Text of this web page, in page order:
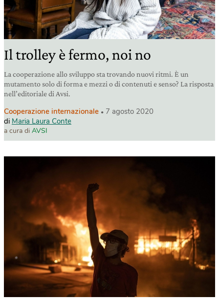
Il trolley è fermo, noi no
La cooperazione allo sviluppo sta trovando nuovi ritmi. È un
mutamento solo di forma e mezzi o di contenuti e senso? La risposta
nell’editoriale di Avsi.
Cooperazione internazionale
7 agosto 2020
di Maria Laura Conte
a cura di AVSI